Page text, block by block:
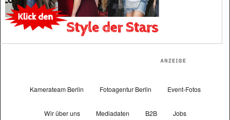
Kamerateam Berlin Fotoagentur Berlin Event-Fotos
Wir über uns Mediadaten B2B Jobs